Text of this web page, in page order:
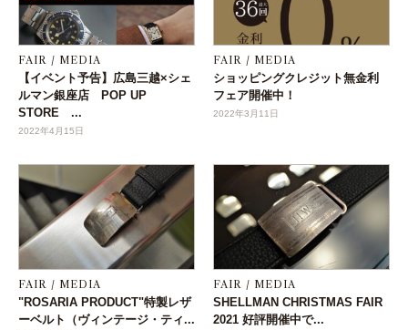
FAIR / MEDIA
【イベント予告】広島三越×シェ
ルマン銀座店 POP UP
STORE ...
2022年4月15日
FAIR / MEDIA
ショッピングクレジット無金利
フェア開催中！
2022年3月11日
FAIR / MEDIA
"ROSARIA PRODUCT"特製レザ
ーベルト（ヴィンテージ・ティ...
FAIR / MEDIA
SHELLMAN CHRISTMAS FAIR
2021 好評開催中で...